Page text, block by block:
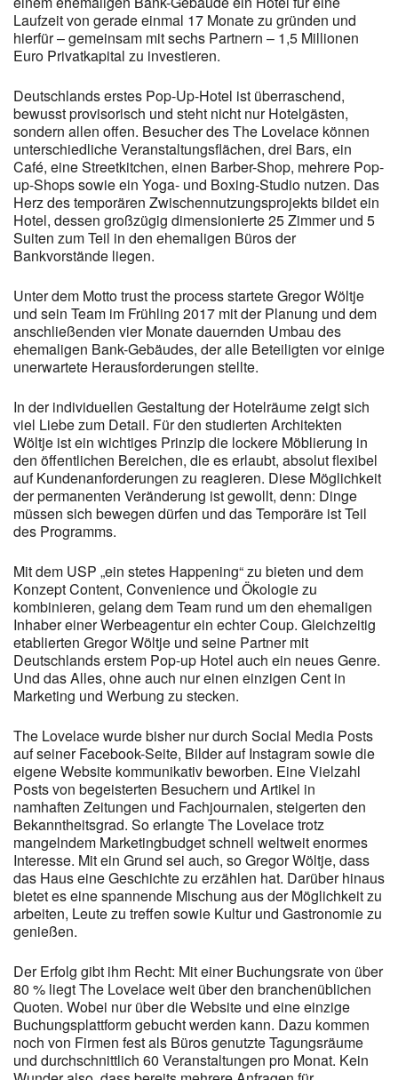
Laufzeit von gerade einmal 17 Monate zu gründen und
hierfür – gemeinsam mit sechs Partnern – 1,5 Millionen
Euro Privatkapital zu investieren.
Deutschlands erstes Pop-Up-Hotel ist überraschend,
bewusst provisorisch und steht nicht nur Hotelgästen,
sondern allen offen. Besucher des The Lovelace können
unterschiedliche Veranstaltungsflächen, drei Bars, ein
Café, eine Streetkitchen, einen Barber-Shop, mehrere Pop-
up-Shops sowie ein Yoga- und Boxing-Studio nutzen. Das
Herz des temporären Zwischennutzungsprojekts bildet ein
Hotel, dessen großzügig dimensionierte 25 Zimmer und 5
Suiten zum Teil in den ehemaligen Büros der
Bankvorstände liegen.
Unter dem Motto trust the process startete Gregor Wöltje
und sein Team im Frühling 2017 mit der Planung und dem
anschließenden vier Monate dauernden Umbau des
ehemaligen Bank-Gebäudes, der alle Beteiligten vor einige
unerwartete Herausforderungen stellte.
In der individuellen Gestaltung der Hotelräume zeigt sich
viel Liebe zum Detail. Für den studierten Architekten
Wöltje ist ein wichtiges Prinzip die lockere Möblierung in
den öffentlichen Bereichen, die es erlaubt, absolut flexibel
auf Kundenanforderungen zu reagieren. Diese Möglichkeit
der permanenten Veränderung ist gewollt, denn: Dinge
müssen sich bewegen dürfen und das Temporäre ist Teil
des Programms.
Mit dem USP „ein stetes Happening“ zu bieten und dem
Konzept Content, Convenience und Ökologie zu
kombinieren, gelang dem Team rund um den ehemaligen
Inhaber einer Werbeagentur ein echter Coup. Gleichzeitig
etablierten Gregor Wöltje und seine Partner mit
Deutschlands erstem Pop-up Hotel auch ein neues Genre.
Und das Alles, ohne auch nur einen einzigen Cent in
Marketing und Werbung zu stecken.
The Lovelace wurde bisher nur durch Social Media Posts
auf seiner Facebook-Seite, Bilder auf Instagram sowie die
eigene Website kommunikativ beworben. Eine Vielzahl
Posts von begeisterten Besuchern und Artikel in
namhaften Zeitungen und Fachjournalen, steigerten den
Bekanntheitsgrad. So erlangte The Lovelace trotz
mangelndem Marketingbudget schnell weltweit enormes
Interesse. Mit ein Grund sei auch, so Gregor Wöltje, dass
das Haus eine Geschichte zu erzählen hat. Darüber hinaus
bietet es eine spannende Mischung aus der Möglichkeit zu
arbeiten, Leute zu treffen sowie Kultur und Gastronomie zu
genießen.
Der Erfolg gibt ihm Recht: Mit einer Buchungsrate von über
80 % liegt The Lovelace weit über den branchenüblichen
Quoten. Wobei nur über die Website und eine einzige
Buchungsplattform gebucht werden kann. Dazu kommen
noch von Firmen fest als Büros genutzte Tagungsräume
und durchschnittlich 60 Veranstaltungen pro Monat. Kein